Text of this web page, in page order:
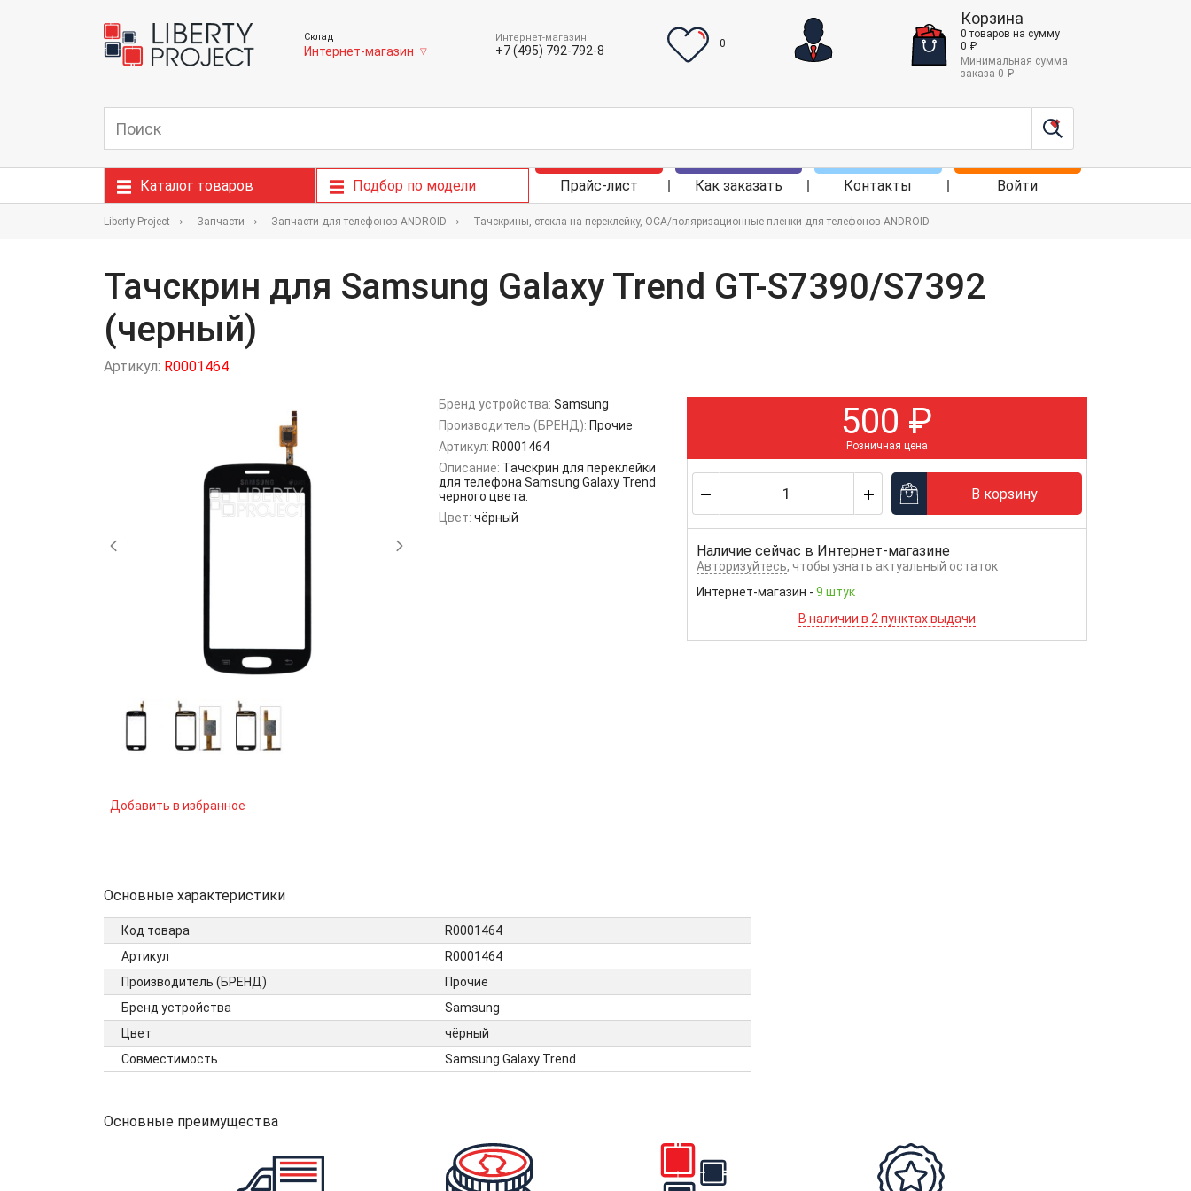
Склад
Интернет-магазин ▽
Интернет-магазин
+7 (495) 792-792-8
0
Корзина
0 товаров на сумму
0 ₽
Минимальная сумма
заказа 0 ₽
Каталог товаров Подбор по модели Прайс-лист Как заказать Контакты Войти
Liberty Project Запчасти Запчасти для телефонов ANDROID Тачскрины, стекла на переклейку, OCA/поляризационные пленки для телефонов ANDROID
Тачскрин для Samsung Galaxy Trend GT-S7390/S7392
(черный)
Артикул: R0001464
Добавить в избранное
Бренд устройства: Samsung
Производитель (БРЕНД): Прочие
Артикул: R0001464
Описание: Тачскрин для переклейки
для телефона Samsung Galaxy Trend
черного цвета.
Цвет: чёрный
500 ₽
Розничная цена
В корзину
Наличие сейчас в Интернет-магазине
Авторизуйтесь, чтобы узнать актуальный остаток
Интернет-магазин - 9 штук
В наличии в 2 пунктах выдачи
Основные характеристики
Код товара
R0001464
Артикул
R0001464
Производитель (БРЕНД)
Прочие
Бренд устройства
Samsung
Цвет
чёрный
Совместимость
Samsung Galaxy Trend
Основные преимущества